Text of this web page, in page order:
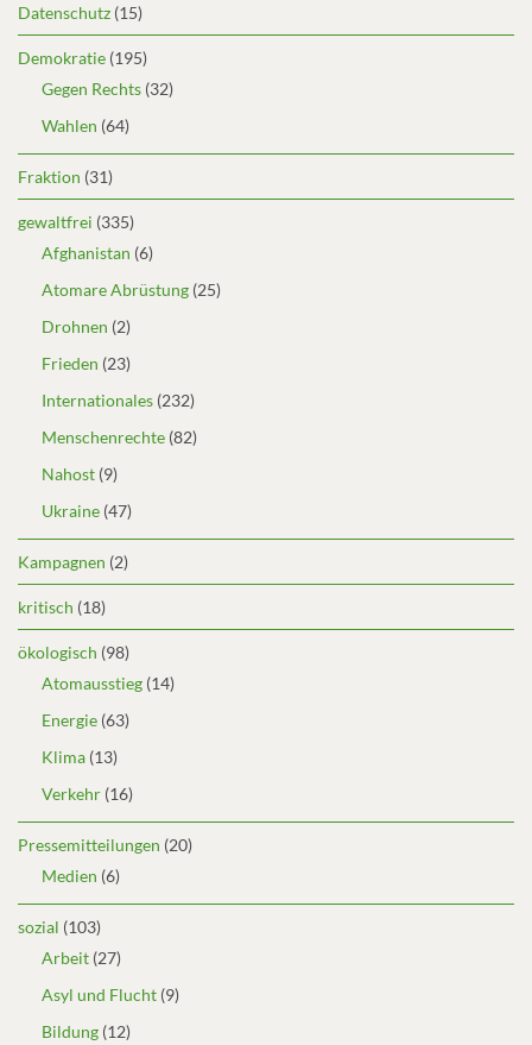
Datenschutz (15)
Demokratie (195)
Gegen Rechts (32)
Wahlen (64)
Fraktion (31)
gewaltfrei (335)
Afghanistan (6)
Atomare Abrüstung (25)
Drohnen (2)
Frieden (23)
Internationales (232)
Menschenrechte (82)
Nahost (9)
Ukraine (47)
Kampagnen (2)
kritisch (18)
ökologisch (98)
Atomausstieg (14)
Energie (63)
Klima (13)
Verkehr (16)
Pressemitteilungen (20)
Medien (6)
sozial (103)
Arbeit (27)
Asyl und Flucht (9)
Bildung (12)